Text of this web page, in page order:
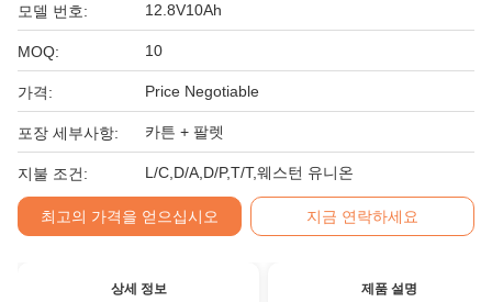
모델 번호: 12.8V10Ah
MOQ: 10
가격: Price Negotiable
포장 세부사항: 카튼 + 팔렛
지불 조건: L/C,D/A,D/P,T/T,웨스턴 유니온
최고의 가격을 얻으십시오 지금 연락하세요
상세 정보 제품 설명